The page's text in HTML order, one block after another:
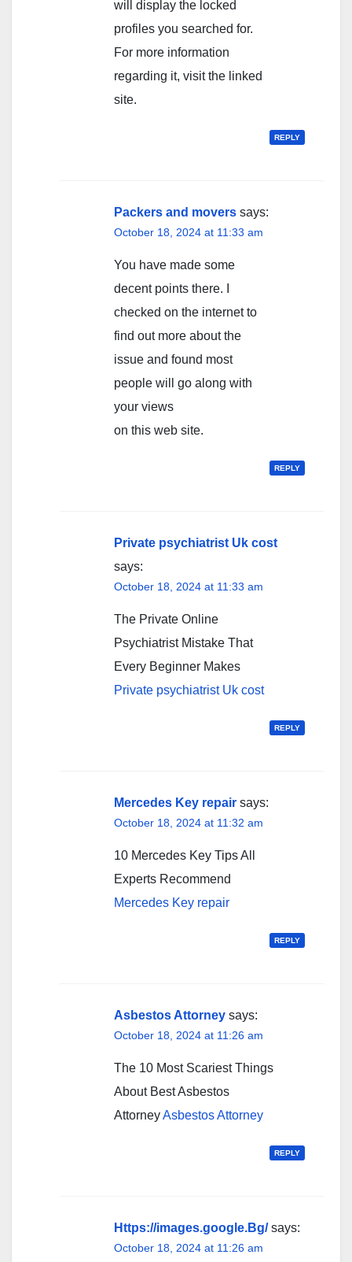
will display the locked
profiles you searched for.
For more information
regarding it, visit the linked
site.
REPLY
Packers and movers says:
October 18, 2024 at 11:33 am
You have made some
decent points there. I
checked on the internet to
find out more about the
issue and found most
people will go along with
your views
on this web site.
REPLY
Private psychiatrist Uk cost
says:
October 18, 2024 at 11:33 am
The Private Online
Psychiatrist Mistake That
Every Beginner Makes
Private psychiatrist Uk cost
REPLY
Mercedes Key repair says:
October 18, 2024 at 11:32 am
10 Mercedes Key Tips All
Experts Recommend
Mercedes Key repair
REPLY
Asbestos Attorney says:
October 18, 2024 at 11:26 am
The 10 Most Scariest Things
About Best Asbestos
AttorneyAsbestos Attorney
REPLY
Https://images.google.Bg/ says:
October 18, 2024 at 11:26 am